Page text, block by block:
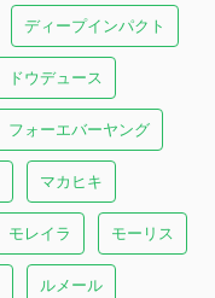
ディープインパクト
ドウデュース
フォーエバーヤング
マカヒキ
モレイラ モーリス
ルメール